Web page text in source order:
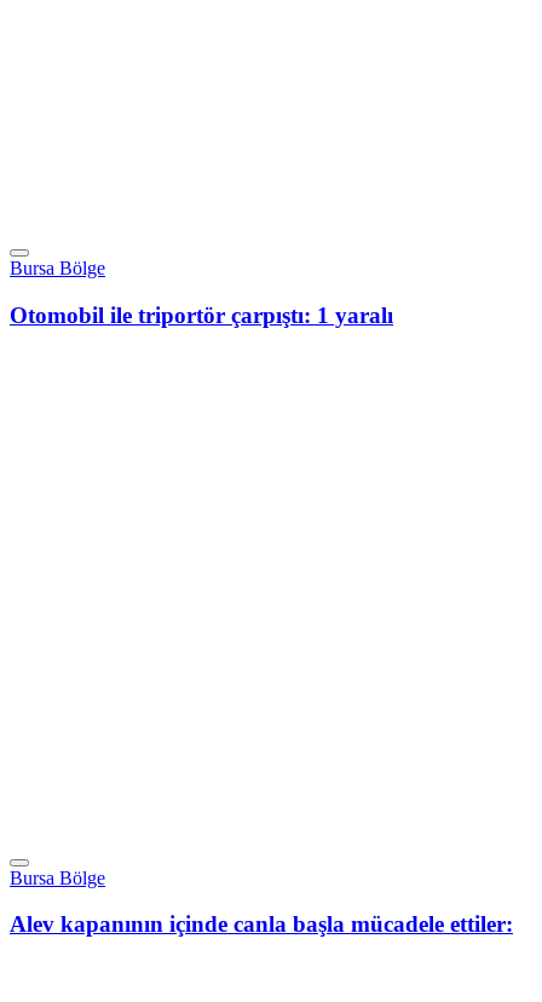
Bursa Bölge
Otomobil ile triportör çarpıştı: 1 yaralı
Bursa Bölge
Alev kapanının içinde canla başla mücadele ettiler: